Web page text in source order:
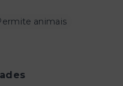
animais